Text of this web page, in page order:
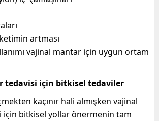
artması
vajinal mantar için uygun ortam
tedavisi için bitkisel tedaviler
kaçınır hali almışken vajinal
için bitkisel yollar önermenin tam